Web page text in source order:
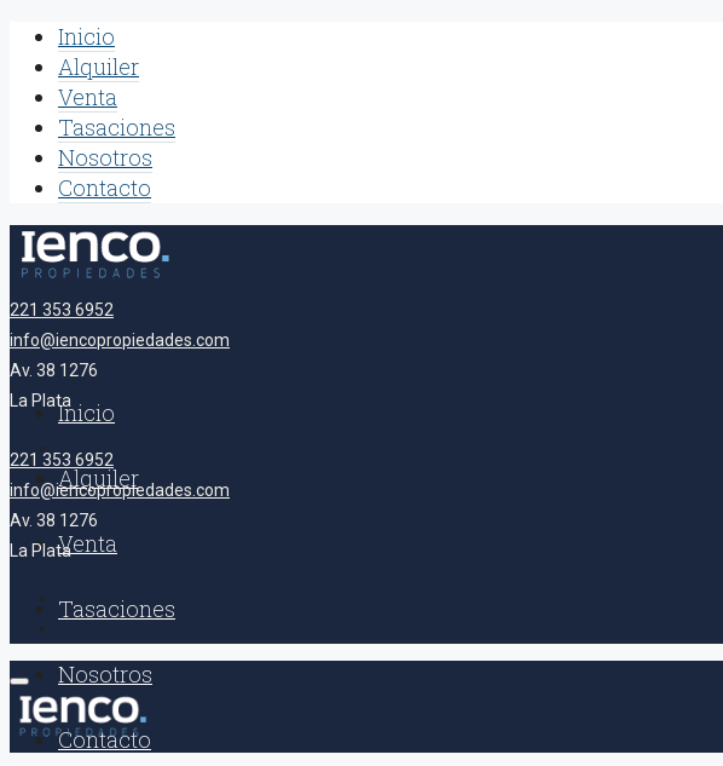
Inicio
Alquiler
Venta
Tasaciones
Nosotros
Contacto
221 353 6952
info@iencopropiedades.com
Av. 38 1276
La PlataInicio
Alquiler
Venta
Tasaciones
Nosotros
Contacto
221 353 6952
info@iencopropiedades.com
Av. 38 1276
La Plata